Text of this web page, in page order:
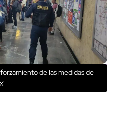
de las medidas de